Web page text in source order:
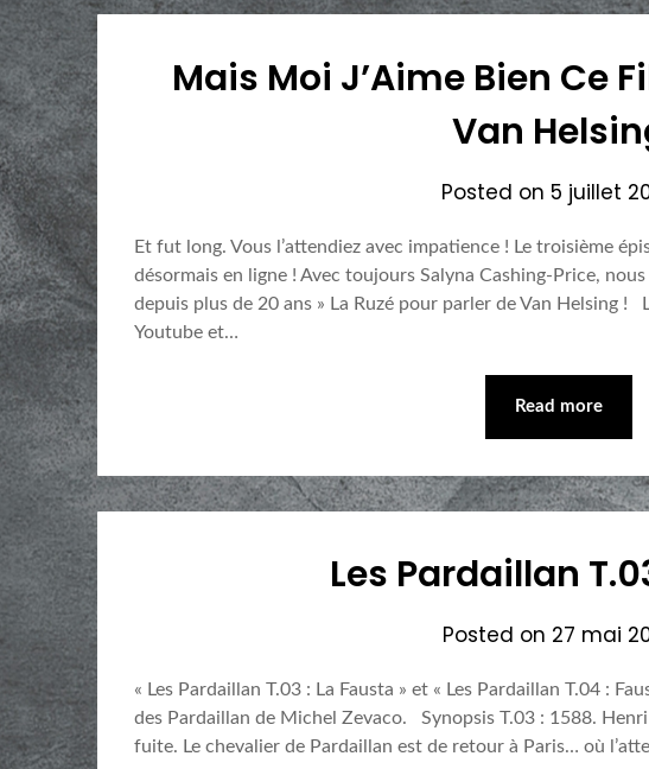
Mais Moi J’Aime Bien Ce
Van
Posted on5 juillet
Et fut long. Vous l’attendiez avec impatience ! Le troisième
désormais en ligne ! Avec toujours Salyna Cashing-Price,
depuis plus de 20 ans » La Ruzé pour parler de Van Helsing !
Youtube et…
Read more
Les Pardaillan
Posted on 27 mai
« Les Pardaillan T.03 : La Fausta » et « Les Pardaillan T.04 :
des Pardaillan de Michel Zevaco. Synopsis T.03 : 1588.
fuite. Le chevalier de Pardaillan est de retour à Paris… où